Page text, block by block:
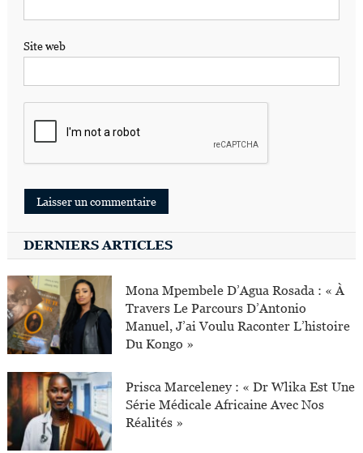
Site web
DERNIERS ARTICLES
Mona Mpembele D’Agua Rosada : « À
Travers Le Parcours D’Antonio
Manuel, J’ai Voulu Raconter L’histoire
Du Kongo »
Prisca Marceleney : « Dr Wlika Est Une
Série Médicale Africaine Avec Nos
Réalités »